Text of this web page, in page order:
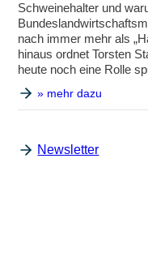
Schweinehalter und
nach immer mehr als
hinaus ordnet Torsten
heute noch eine Rolle
» mehr dazu
Newsletter